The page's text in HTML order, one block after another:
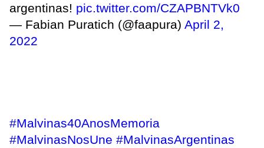
argentinas! pic.twitter.com/CZAPBNTVk0
— Fabian Puratich (@faapura) April 2,
2022
#Malvinas40AnosMemoria
#MalvinasNosUne #MalvinasArgentinas